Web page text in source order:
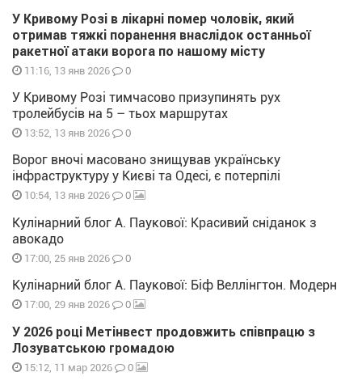
У Кривому Розі в лікарні помер чоловік, який
отримав тяжкі поранення внаслідок останньої
ракетної атаки ворога по нашому місту
11:16, 13 янв 2026 0
У Кривому Розі тимчасово призупинять рух
тролейбусів на 5 – тьох маршрутах
13:52, 13 янв 2026 0
Ворог вночі масовано знищував українську
інфраструктуру у Києві та Одесі, є потерпілі
10:54, 13 янв 2026 0
Кулінарний блог А. Паукової: Красивий сніданок з
авокадо
17:00, 25 янв 2026 0
Кулінарний блог А. Паукової: Біф Веллінгтон. Модерн
17:00, 29 янв 2026 0
У 2026 році Метінвест продовжить співпрацю з
Лозуватською громадою
15:12, 11 мар 2026 0